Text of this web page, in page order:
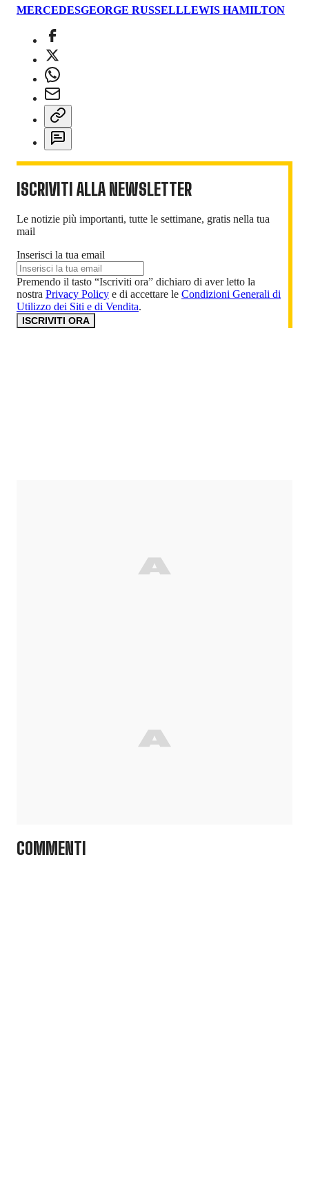
MERCEDESGEORGE RUSSELLLEWIS HAMILTON
ISCRIVITI ALLA NEWSLETTER
Le notizie più importanti, tutte le settimane, gratis nella tua
mail
Inserisci la tua email
Premendo il tasto “Iscriviti ora” dichiaro di aver letto la
nostra Privacy Policy e di accettare le Condizioni Generali di
Utilizzo dei Siti e di Vendita.
ISCRIVITI ORA
COMMENTI